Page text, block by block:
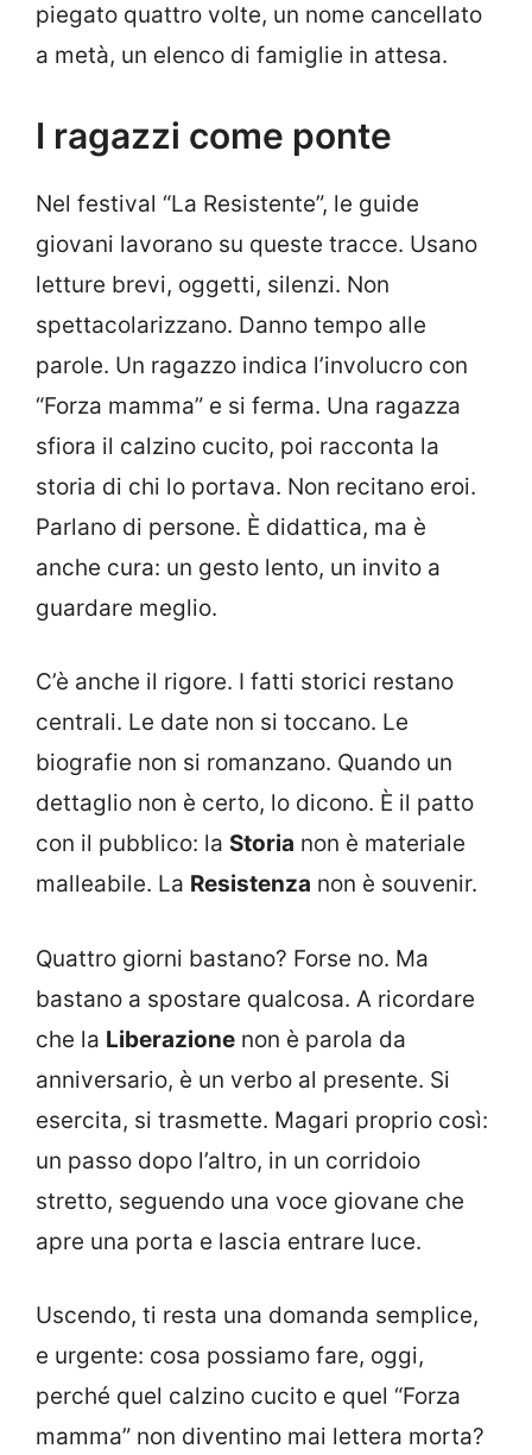
piegato quattro volte, un nome cancellato
a metà, un elenco di famiglie in attesa.
I ragazzi come ponte
Nel festival “La Resistente”, le guide
giovani lavorano su queste tracce. Usano
letture brevi, oggetti, silenzi. Non
spettacolarizzano. Danno tempo alle
parole. Un ragazzo indica l’involucro con
“Forza mamma” e si ferma. Una ragazza
sfiora il calzino cucito, poi racconta la
storia di chi lo portava. Non recitano eroi.
Parlano di persone. È didattica, ma è
anche cura: un gesto lento, un invito a
guardare meglio.
C’è anche il rigore. I fatti storici restano
centrali. Le date non si toccano. Le
biografie non si romanzano. Quando un
dettaglio non è certo, lo dicono. È il patto
con il pubblico: la Storia non è materiale
malleabile. La Resistenza non è souvenir.
Quattro giorni bastano? Forse no. Ma
bastano a spostare qualcosa. A ricordare
che la Liberazione non è parola da
anniversario, è un verbo al presente. Si
esercita, si trasmette. Magari proprio così:
un passo dopo l’altro, in un corridoio
stretto, seguendo una voce giovane che
apre una porta e lascia entrare luce.
Uscendo, ti resta una domanda semplice,
e urgente: cosa possiamo fare, oggi,
perché quel calzino cucito e quel “Forza
mamma” non diventino mai lettera morta?